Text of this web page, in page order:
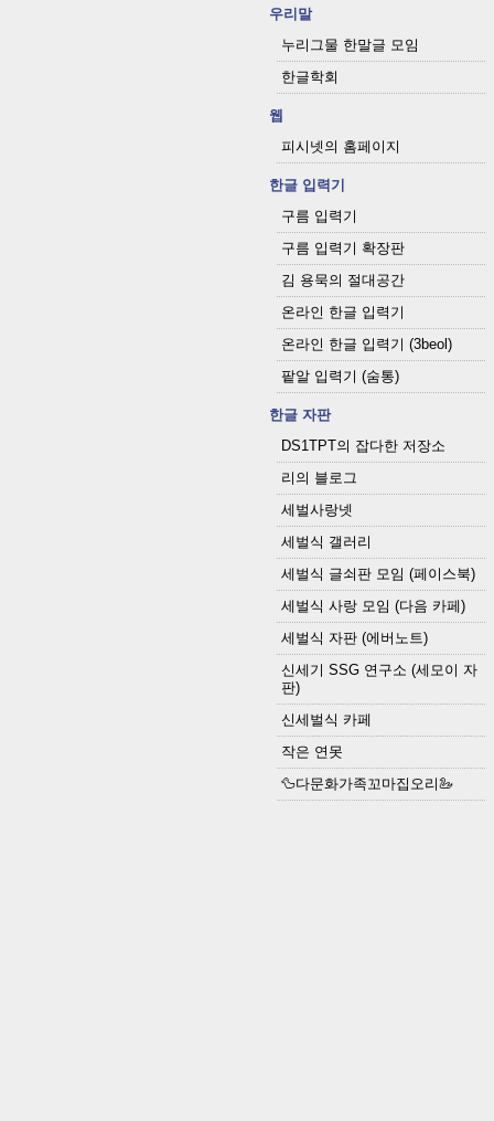
우리말
누리그물 한말글 모임
한글학회
웹
피시넷의 홈페이지
한글 입력기
구름 입력기
구름 입력기 확장판
김 용묵의 절대공간
온라인 한글 입력기
온라인 한글 입력기 (3beol)
팥알 입력기 (숨통)
한글 자판
DS1TPT의 잡다한 저장소
리의 블로그
세벌사랑넷
세벌식 갤러리
세벌식 글쇠판 모임 (페이스북)
세벌식 사랑 모임 (다음 카페)
세벌식 자판 (에버노트)
신세기 SSG 연구소 (세모이 자
판)
신세벌식 카페
작은 연못
🦆다문화가족꼬마집오리🦢